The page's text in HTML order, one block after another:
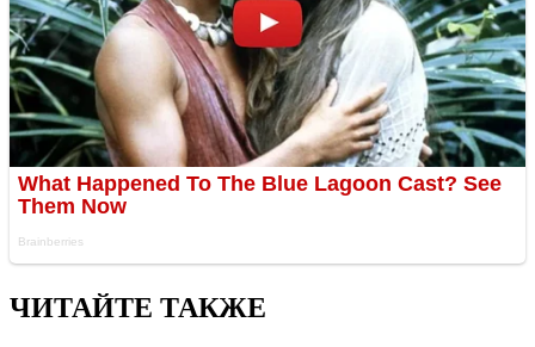
ЧИТАЙТЕ ТАКЖЕ